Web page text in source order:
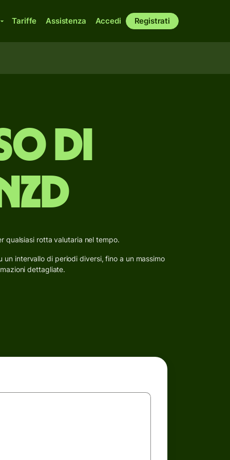
Tariffe Assistenza Accedi Registrati
di
qualsiasi rotta valutaria nel tempo.
intervallo di periodi diversi, fino a un massimo
dettagliate.